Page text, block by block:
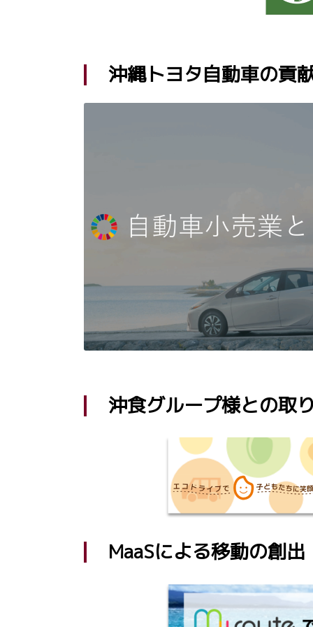
沖縄トヨタ自動車の貢
沖食グループ様との取
MaaSによる移動の創出